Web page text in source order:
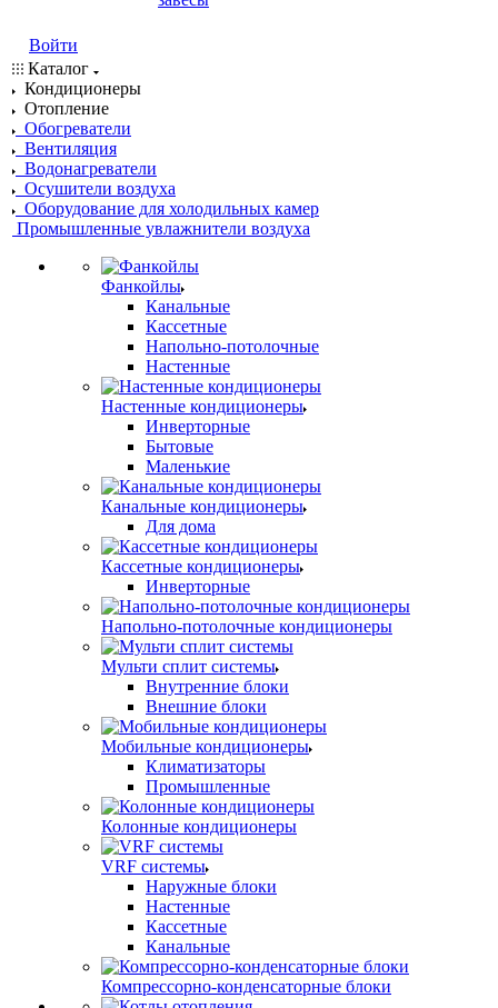
Войти
Каталог
Кондиционеры
Отопление
Обогреватели
Вентиляция
Водонагреватели
Осушители воздуха
Оборудование для холодильных камер
Промышленные увлажнители воздуха
Фанкойлы
Канальные
Кассетные
Напольно-потолочные
Настенные
Настенные кондиционеры
Инверторные
Бытовые
Маленькие
Канальные кондиционеры
Для дома
Кассетные кондиционеры
Инверторные
Напольно-потолочные кондиционеры
Мульти сплит системы
Внутренние блоки
Внешние блоки
Мобильные кондиционеры
Климатизаторы
Промышленные
Колонные кондиционеры
VRF системы
Наружные блоки
Настенные
Кассетные
Канальные
Компрессорно-конденсаторные блоки